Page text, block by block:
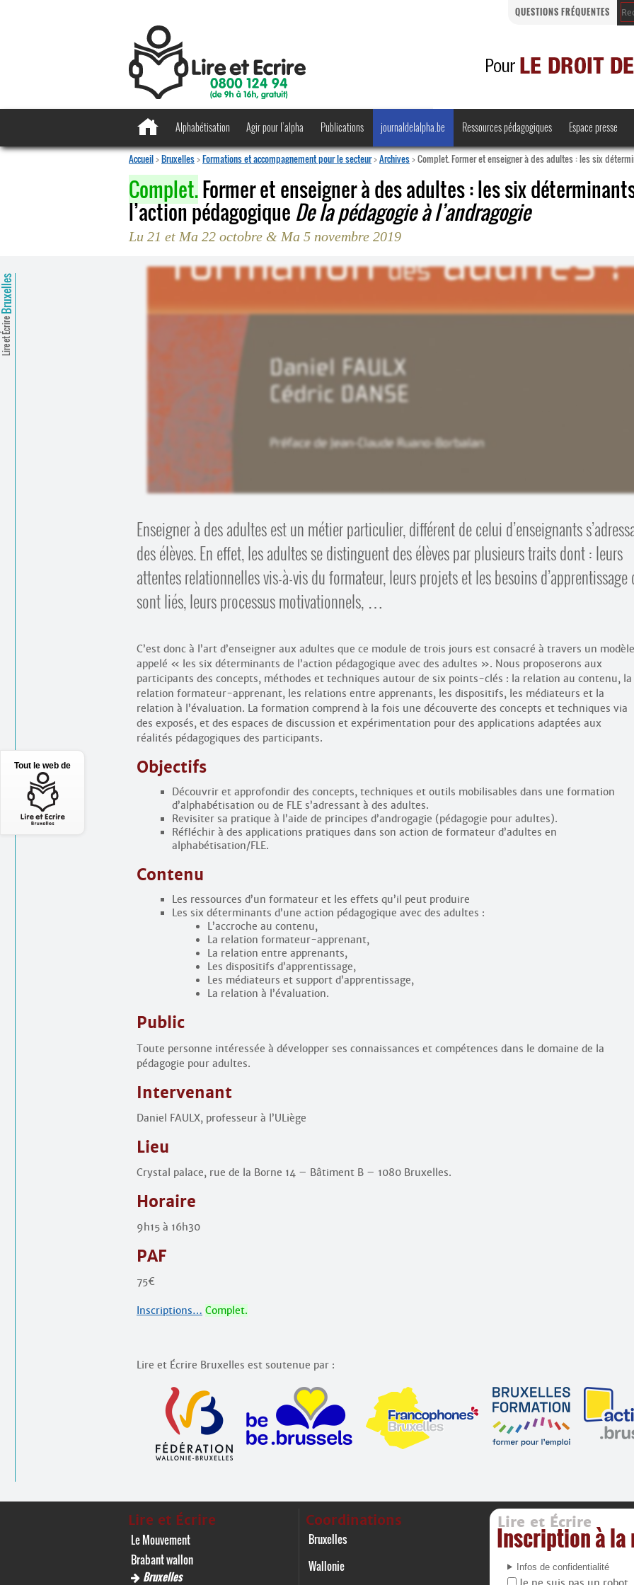
QUESTIONS FRÉQUENTES
Alphabétisation Agir pour l’alpha
Regards croisés
Publications journaldelalpha.be Ressources pédagogiques
Comprendre et parler
Bienvenue en Belgique
Espace presse
Accueil>Bruxelles>Formations et accompagnement pour le secteur>Archives>Complet. Former et enseigner à des adultes : les six
Complet.Former et enseigner à des adultes : les six
l’action pédagogique De la pédagogie à l’andragogie
Lu 21 et Ma 22 octobre & Ma 5 novembre 2019
Lire et Écrire
Enseigner à des adultes est un métier particulier, différent de celui d’enseignants
des élèves. En effet, les adultes se distinguent des élèves par plusieurs traits dont : leurs
attentes relationnelles vis-à-vis du formateur, leurs projets et les besoins d’apprentissage
sont liés, leurs processus motivationnels, …
C’est donc à l’art d’enseigner aux adultes que ce module de trois jours est consacré à travers un modèle
appelé « les six déterminants de l’action pédagogique avec des adultes ». Nous proposerons aux
participants des concepts, méthodes et techniques autour de six points-clés : la relation au contenu, la
relation formateur-apprenant, les relations entre apprenants, les dispositifs, les médiateurs et la
relation à l’évaluation. La formation comprend à la fois une découverte des concepts et techniques via
des exposés, et des espaces de discussion et expérimentation pour des applications adaptées aux
réalités pédagogiques des participants.
Objectifs
Découvrir et approfondir des concepts, techniques et outils mobilisables dans une formation
d’alphabétisation ou de FLE s’adressant à des adultes.
Revisiter sa pratique à l’aide de principes d’androgagie (pédagogie pour adultes).
Réfléchir à des applications pratiques dans son action de formateur d’adultes en
alphabétisation/FLE.
Contenu
Les ressources d’un formateur et les effets qu’il peut produire
Les six déterminants d’une action pédagogique avec des adultes :
L’accroche au contenu,
La relation formateur-apprenant,
La relation entre apprenants,
Les dispositifs d’apprentissage,
Les médiateurs et support d’apprentissage,
La relation à l’évaluation.
Public
Toute personne intéressée à développer ses connaissances et compétences dans le domaine de la
pédagogie pour adultes.
Intervenant
Daniel FAULX, professeur à l’ULiège
Lieu
Crystal palace, rue de la Borne 14 – Bâtiment B – 1080 Bruxelles.
Horaire
9h15 à 16h30
PAF
75€
Inscriptions… Complet.
Lire et Écrire Bruxelles est soutenue par :
Lire et Écrire
Le Mouvement
Brabant wallon
Bruxelles
Coordinations
Bruxelles
Wallonie
Lire et Écrire
Inscription à la
Infos de confidentialité
Tout le web de